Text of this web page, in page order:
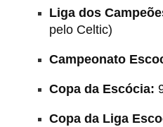
Liga dos
pelo Celtic)
Campeonato
Copa da Escócia:
Copa da Liga